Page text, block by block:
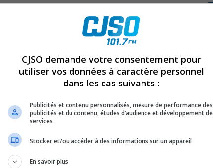
la piste cyclable du vieux Sorel
quand son hydroplaneur a subi un bris de moteur
piqué vers l’intersection Prince/Limoge. La voile de
cimes d’arbres et le pilote a fait une chute d’une
CJSO demande votre consentement pour
utiliser vos données à caractère personnel
dans les cas suivants :
Publicités et contenu personnalisés, mesure de performance des
publicités et du contenu, études d’audience et développement de
services
Stocker et/ou accéder à des informations sur un appareil
En savoir plus